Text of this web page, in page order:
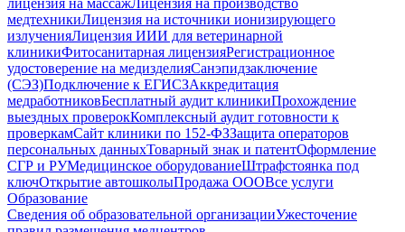
лицензия на массажЛицензия на производство
медтехникиЛицензия на источники ионизирующего
излученияЛицензия ИИИ для ветеринарной
клиникиФитосанитарная лицензияРегистрационное
удостоверение на медизделияСанэпидзаключение
(СЭЗ)Подключение к ЕГИСЗАккредитация
медработниковБесплатный аудит клиникиПрохождение
выездных проверокКомплексный аудит готовности к
проверкамСайт клиники по 152-ФЗЗащита операторов
персональных данныхТоварный знак и патентОформление
СГР и РУМедицинское оборудованиеШтрафстоянка под
ключОткрытие автошколыПродажа ОООВсе услуги
Образование
Сведения об образовательной организацииУжесточение